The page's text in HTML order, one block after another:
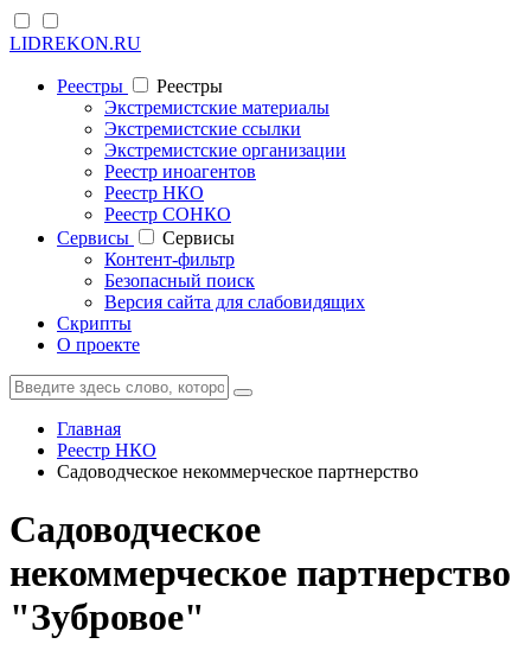
LIDREKON.RU
Реестры
Реестры
Экстремистские материалы
Экстремистские ссылки
Экстремистские организации
Реестр иноагентов
Реестр НКО
Реестр СОНКО
Cервисы
Cервисы
Контент-фильтр
Безопасный поиск
Версия сайта для слабовидящих
Скрипты
О проекте
Главная
Реестр НКО
Садоводческое некоммерческое партнерство
Садоводческое
некоммерческое партнерство
"Зубровое"